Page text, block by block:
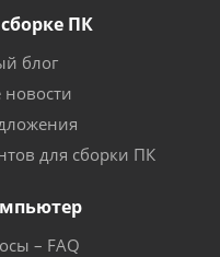
ПК
блог
для сборки ПК
– FAQ